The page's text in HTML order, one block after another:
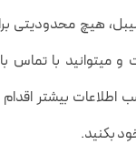
لیبل، هیچ محدودیتی
میتوانید با تماس
اطلاعات بیشتر
بکنید.